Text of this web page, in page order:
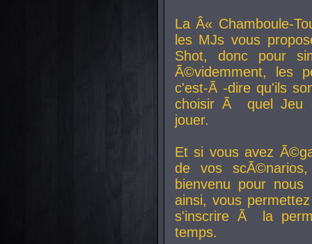
La Â« Chamboule-
les MJs vous
Shot, donc pour
Ã©videmment, les
c'est-Ã -dire qu'ils
choisir Ã quel Jeu
jouer.
Et si vous avez
de vos
bienvenu pour
ainsi, vous
s'inscrire Ã la
temps.